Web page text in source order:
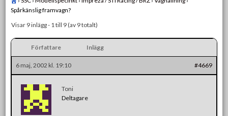
Spårkänslig framvagn?
Visar 9 inlägg - 1 till 9 (av 9 totalt)
Författare Inlägg
6 maj, 2002 kl. 19:10 #4669
Toni
Deltagare